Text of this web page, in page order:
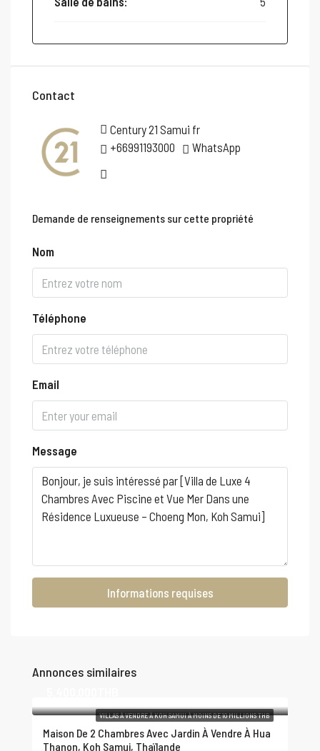
Contact
Century 21 Samui fr
+66991193000
WhatsApp
Demande de renseignements sur cette propriété
Nom
Téléphone
Email
Message
Informations requises
Annonces similaires
VILLAS À VENDRE À KOH SAMUI À MOINS DE 10 MILLIONS THB
Maison De 2 Chambres Avec Jardin À Vendre À Hua
Thanon, Koh Samui, Thaïlande